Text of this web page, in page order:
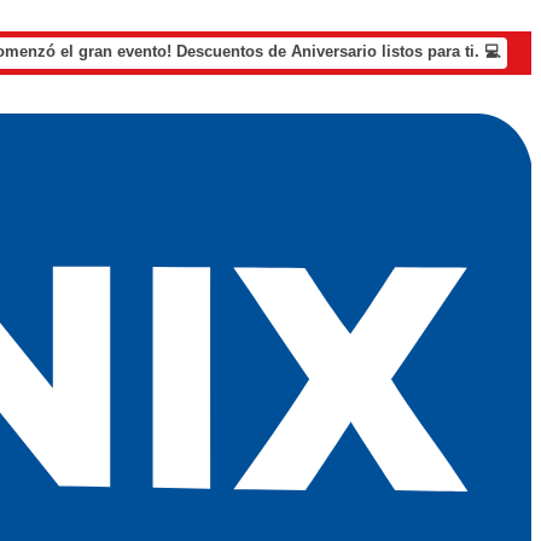
el gran evento! Descuentos de Aniversario listos para ti. 💻